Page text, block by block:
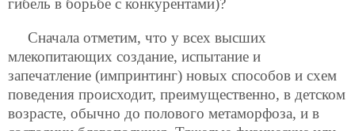
Сначала отметим, что у всех высших
млекопитающих создание, испытание и
запечатление (импринтинг) новых способов и схем
поведения происходит, преимущественно, в детском
возрасте, обычно до полового метаморфоза, и в